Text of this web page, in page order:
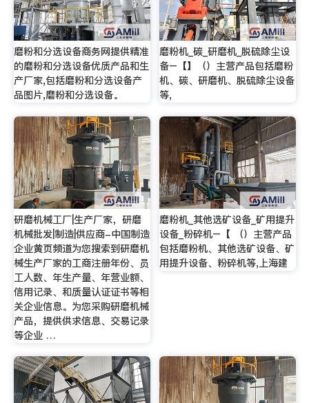
磨粉和分选设备商务网提供精准
的磨粉和分选设备优质产品和生
产厂家,包括磨粉和分选设备产
品图片,磨粉和分选设备。
磨粉机_碳_研磨机_脱硫除尘设
备–【】（）主营产品包括磨粉
机、碳、研磨机、脱硫除尘设备
等,
研磨机械工厂|生产厂家，研磨
机械批发|制造|供应商-中国制造
企业黄页频道为您搜索到研磨机
械生产厂家的工商注册年份、员
工人数、年生产量、年营业额、
信用记录、和质量认证证书等相
关企业信息。为您采购研磨机械
产品，提供供求信息、交易记录
等企业 …
磨粉机_其他选矿设备_矿用提升
设备_粉碎机–【 （）主营产品
包括磨粉机、其他选矿设备、矿
用提升设备、粉碎机等,上海建